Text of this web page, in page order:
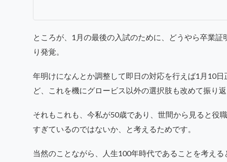
ところが、1月の最後の入試のために、どうやら卒業
り発覚。
年明けになんとか調整して即日の対応を行えば1月10
ど、これを機にグロービス以外の選択肢も改めて振り返
それもこれも、今私が50歳であり、世間から見ると役
すぎているのではないか、と考えるためです。
当然のことながら、人生100年時代であることを考え